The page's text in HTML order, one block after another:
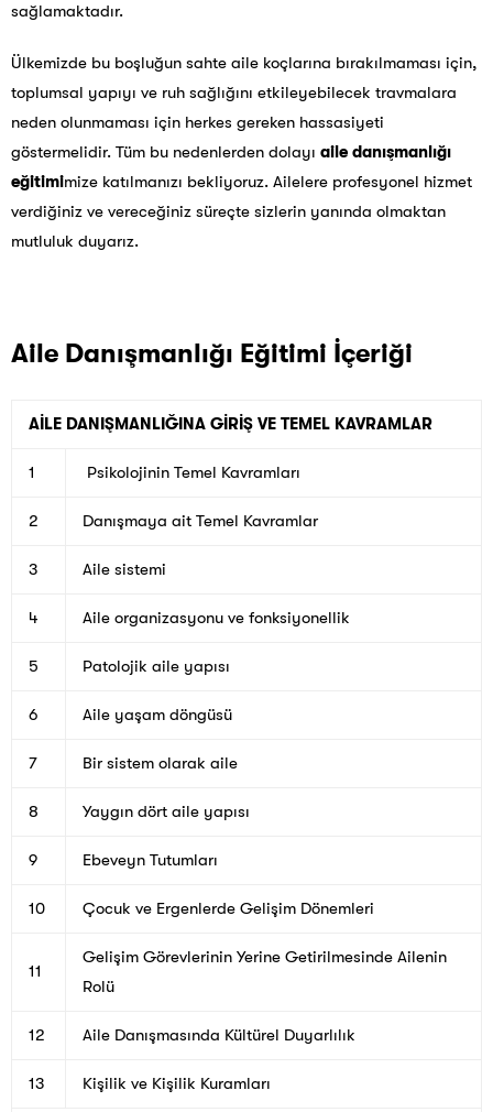
sağlamaktadır.
Ülkemizde bu boşluğun sahte aile koçlarına bırakılmaması için,
toplumsal yapıyı ve ruh sağlığını etkileyebilecek travmalara
neden olunmaması için herkes gereken hassasiyeti
göstermelidir. Tüm bu nedenlerden dolayı aile danışmanlığı
eğitimimize katılmanızı bekliyoruz. Ailelere profesyonel hizmet
verdiğiniz ve vereceğiniz süreçte sizlerin yanında olmaktan
mutluluk duyarız.
Aile Danışmanlığı Eğitimi İçeriği
AİLE DANIŞMANLIĞINA GİRİŞ VE TEMEL KAVRAMLAR
1 Psikolojinin Temel Kavramları
2 Danışmaya ait Temel Kavramlar
3 Aile sistemi
4 Aile organizasyonu ve fonksiyonellik
5 Patolojik aile yapısı
6 Aile yaşam döngüsü
7 Bir sistem olarak aile
8 Yaygın dört aile yapısı
9 Ebeveyn Tutumları
10 Çocuk ve Ergenlerde Gelişim Dönemleri
11
Gelişim Görevlerinin Yerine Getirilmesinde Ailenin
Rolü
12 Aile Danışmasında Kültürel Duyarlılık
13 Kişilik ve Kişilik Kuramları